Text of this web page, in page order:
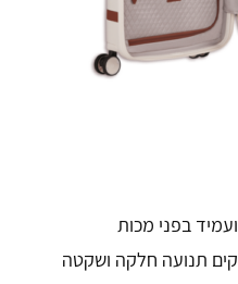
בפני מכות
תנועה חלקה ושקטה